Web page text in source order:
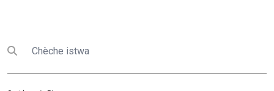
2027-2028. Elles ont également été orientes vers
Submit search
Chèche